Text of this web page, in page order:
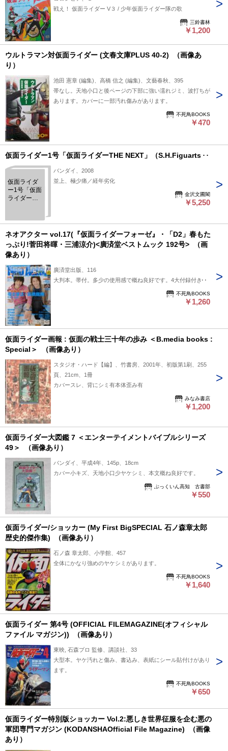
戦え！ 仮面ライダー V３ / 少年仮面ライダー隊の歌
三鈴書林
￥1,200
ウルトラマン対仮面ライダー (文春文庫PLUS 40-2) （画像あ
り）
池田 憲章 (編集)、高橋 信之 (編集)、文藝春秋、395
帯なし。天地小口と後ページの下部に強い濡れジミ、波打ちが
あります。カバーに一部汚れ傷みがあります。
不死鳥BOOKS
￥470
仮面ライダー1号「仮面ライダーTHE NEXT」（S.H.Figuarts）
仮面ライダ
ー1号「仮面
ライダー
（S.H.Figuarts）
バンダイ、2008
並上、極少痛／経年劣化
金沢文圃閣
￥5,250
ネオアクター vol.17(『仮面ライダーフォーゼ』・「D2」春もた
っぷり!菅田将暉・三浦涼介)<廣済堂ベストムック 192号> （画
像あり）
廣済堂出版、116
大判本。帯付。多少の使用感で概ね良好です。4大付録付き。
不死鳥BOOKS
￥1,260
仮面ライダー画報 : 仮面の戦士三十年の歩み ＜B.media books :
Special＞ （画像あり）
スタジオ・ハード【編】、竹書房、2001年、初版第1刷、255
頁、21cm、1冊
カバースレ、背にシミ有本体歪み有
みなみ書店
￥1,200
仮面ライダー大図鑑 7 ＜エンターテイメントバイブルシリーズ
49＞ （画像あり）
バンダイ、平成4年、145p、18cm
カバー小キズ、天地小口少ヤケシミ、本文概ね良好です。
ぶっくいん高知 古書部
￥550
仮面ライダー/ショッカー (My First BigSPECIAL 石ノ森章太郎
歴史的傑作集) （画像あり）
石ノ森 章太郎、小学館、457
全体にかなり強めのヤケシミがあります。
不死鳥BOOKS
￥1,640
仮面ライダー 第4号 (OFFICIAL FILEMAGAZINE(オフィシャル
ファイル マガジン)) （画像あり）
東映, 石森プロ 監修、講談社、33
大型本。ヤケ汚れと傷み、書込み、表紙にシール貼付けがあり
ます。
不死鳥BOOKS
￥650
仮面ライダー特別版ショッカー Vol.2:悪しき世界征服を企む悪の
軍団専門マガジン (KODANSHAOfficial File Magazine) （画像
あり）